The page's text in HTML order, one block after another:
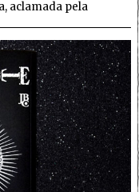
aclamada pela